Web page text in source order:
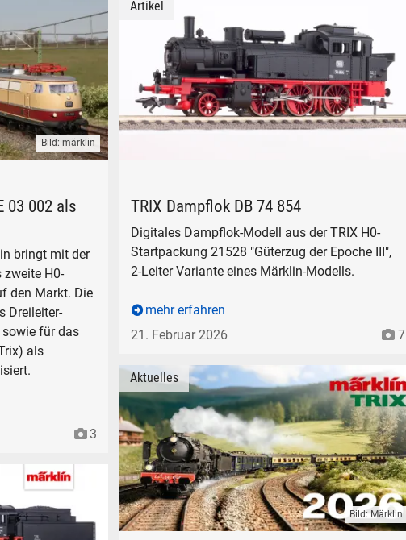
Bild: märklin
03 002 als
bringt mit der
zweite H0-
den Markt. Die
Dreileiter-
für das
als
3
TRIX Dampflok DB 74 854
Digitales Dampflok-Modell aus der TRIX H0-
Startpackung 21528 "Güterzug der Epoche III",
2-Leiter Variante eines Märklin-Modells.
mehr erfahren
21. Februar 2026
7
Artikel
Bild: Märklin
Aktuelles